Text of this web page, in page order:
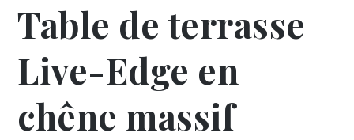
Table de terrasse
Live-Edge en
chêne massif